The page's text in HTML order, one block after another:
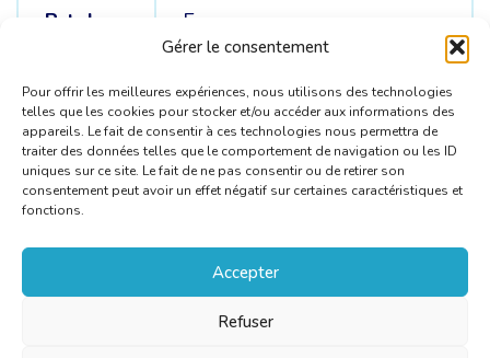
Gérer le consentement
Pour offrir les meilleures expériences, nous utilisons des technologies
telles que les cookies pour stocker et/ou accéder aux informations des
appareils. Le fait de consentir à ces technologies nous permettra de
traiter des données telles que le comportement de navigation ou les ID
uniques sur ce site. Le fait de ne pas consentir ou de retirer son
consentement peut avoir un effet négatif sur certaines caractéristiques et
fonctions.
Accepter
Refuser
B-talen
Frans